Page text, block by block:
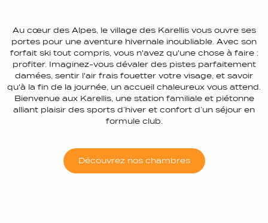
Au cœur des Alpes, le village des Karellis vous ouvre ses
portes pour une aventure hivernale inoubliable. Avec son
forfait ski tout compris, vous n'avez qu'une chose à faire :
profiter. Imaginez-vous dévaler des pistes parfaitement
damées, sentir l'air frais fouetter votre visage, et savoir
qu'à la fin de la journée, un accueil chaleureux vous attend.
Bienvenue aux Karellis, une station familiale et piétonne
alliant plaisir des sports d’hiver et confort d’un séjour en
formule club.
Découvrez nos chambres